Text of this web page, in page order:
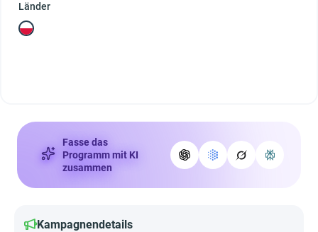
Länder
Fasse das
Programm mit KI
zusammen
Kampagnendetails